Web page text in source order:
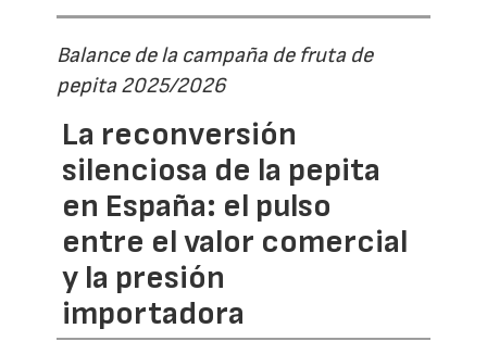
Balance de la campaña de fruta de
pepita 2025/2026
La reconversión
silenciosa de la pepita
en España: el pulso
entre el valor comercial
y la presión
importadora